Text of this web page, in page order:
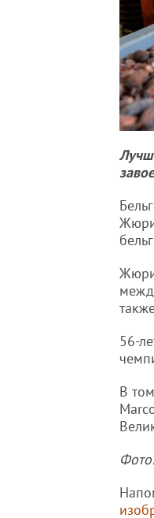
Жюри
Жюри
56-
В